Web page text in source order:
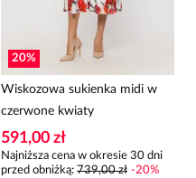
20%
Wiskozowa sukienka midi w
czerwone kwiaty
591,00 zł
Najniższa cena w okresie 30 dni
przed obniżką: 739,00 zł -20%